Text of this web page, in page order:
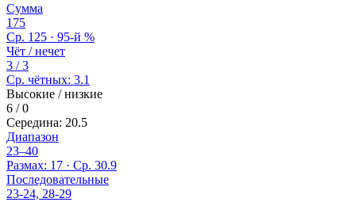
Сумма
175
Ср. 125 · 95-й %
Чёт / нечет
3 / 3
Ср. чётных: 3.1
Высокие / низкие
6 / 0
Середина: 20.5
Диапазон
23–40
Размах: 17 · Ср. 30.9
Последовательные
23‑24, 28‑29